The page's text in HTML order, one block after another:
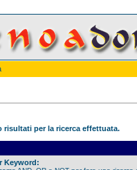
risultati per la ricerca effettuata.
Keyword: